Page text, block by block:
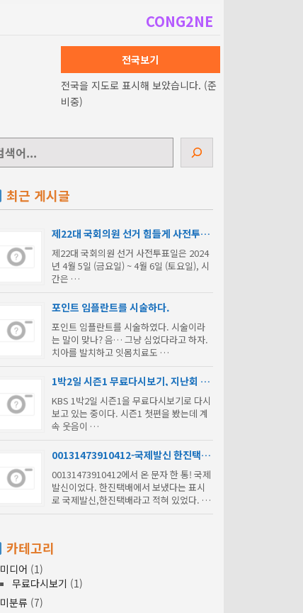
CONG2NE
전국보기
전국을 지도로 표시해 보았습니다. (준
비중)
최근 게시글
제22대 국회의원 선거 힘들게 사전투표
한 당신의 표가 무효표 될 수 있다.
제22대 국회의원 선거 사전투표일은 2024
년 4월 5일 (금요일) ~ 4월 6일 (토요일), 시
간은 …
포인트 임플란트를 시술하다.
포인트 임플란트를 시술하였다. 시술이라
는 말이 맞나? 음… 그냥 심었다라고 하자.
치아를 발치하고 잇몸치료도 …
1박2일 시즌1 무료다시보기, 지난회 재
방송 포함-강호동 은지원 김종민 지상렬
이수근 노홍철 김C MC몽
KBS 1박2일 시즌1을 무료다시보기로 다시
보고 있는 중이다. 시즌1 첫편을 봤는데 계
속 웃음이 …
00131473910412-국제발신 한진택
배, 통관 중 보류로~ 택배 스미싱?
00131473910412에서 온 문자 한 통! 국제
발신이었다. 한진택배에서 보냈다는 표시
로 국제발신,한진택배라고 적혀 있었다. 진
카테고리
미디어 (1)
무료다시보기 (1)
미분류 (7)